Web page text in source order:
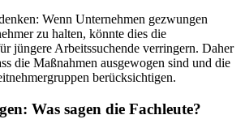
Wenn Unternehmen gezwungen
zu halten, könnte dies die
jüngere Arbeitssuchende verringern. Daher
die Maßnahmen ausgewogen sind und die
berücksichtigen.
Was sagen die Fachleute?